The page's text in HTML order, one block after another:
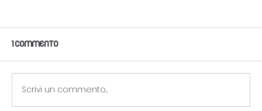
1 commento
Scrivi un commento...